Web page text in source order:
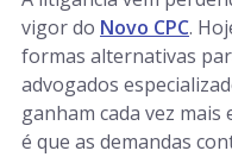
vigor do Novo CPC.
formas alternativas
advogados
ganham cada vez mais
é que as demandas